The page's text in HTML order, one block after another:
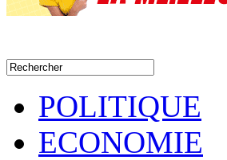
POLITIQUE
ECONOMIE